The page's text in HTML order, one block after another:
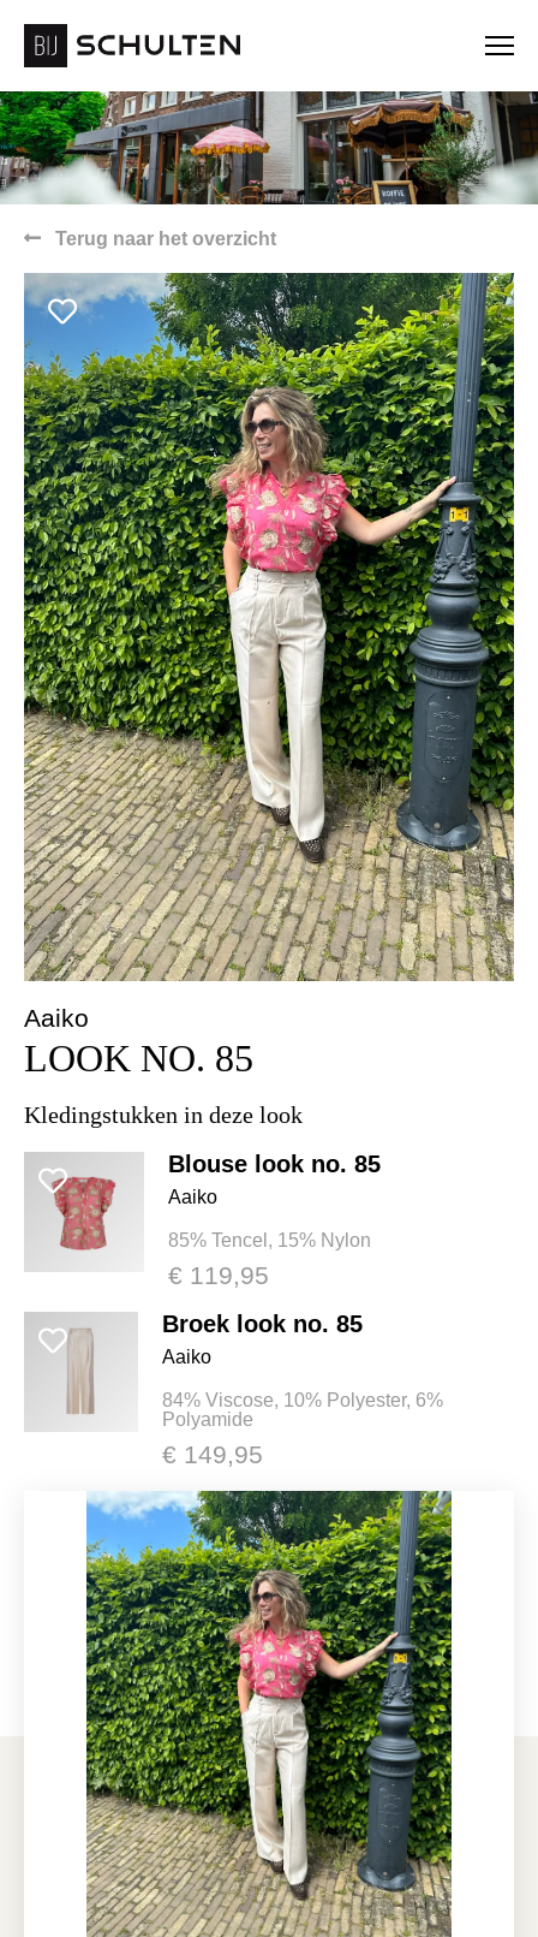
Terug naar het overzicht
Aaiko
LOOK NO. 85
Kledingstukken in deze look
Blouse look no. 85
Aaiko
85% Tencel, 15% Nylon
€ 119,95
Broek look no. 85
Aaiko
84% Viscose, 10% Polyester, 6%
Polyamide
€ 149,95